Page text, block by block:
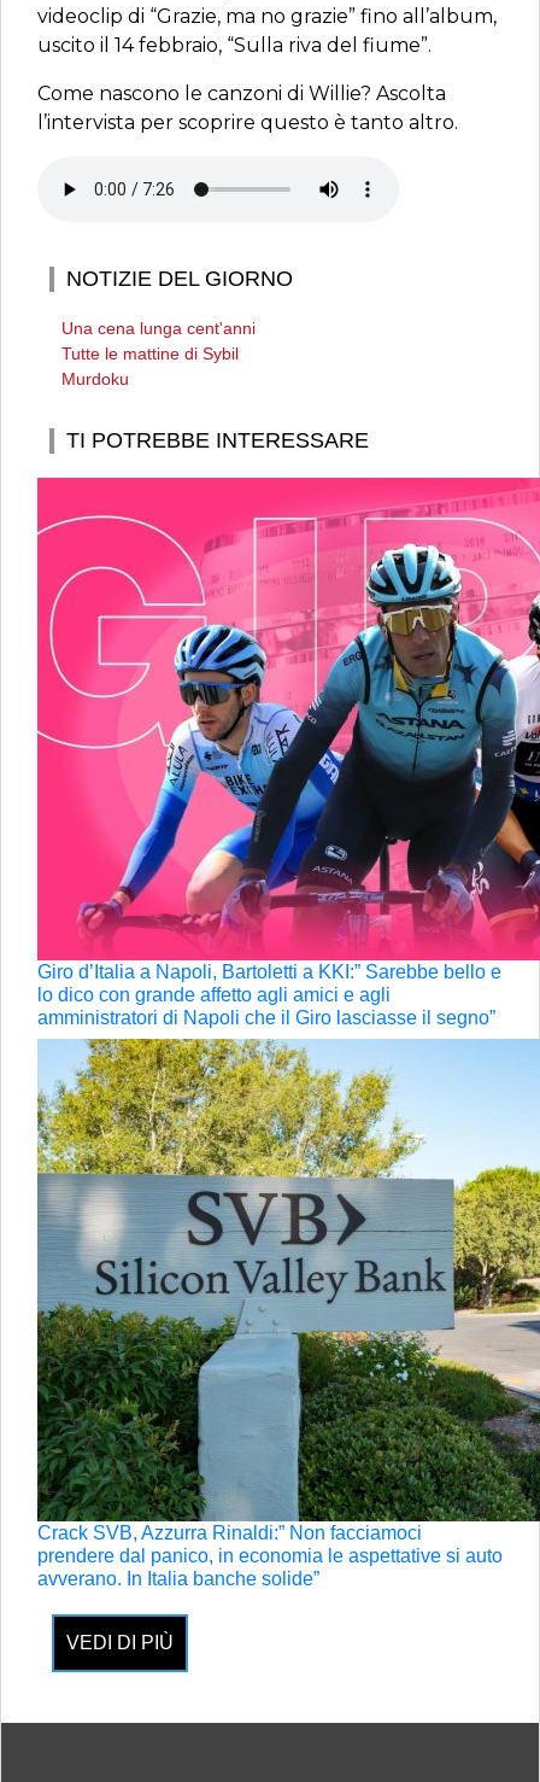
videoclip di “Grazie, ma no grazie” fino all’album,
uscito il 14 febbraio, “Sulla riva del fiume”.
Come nascono le canzoni di Willie? Ascolta
l’intervista per scoprire questo è tanto altro.
NOTIZIE DEL GIORNO
Una cena lunga cent'anni
Tutte le mattine di Sybil
Murdoku
TI POTREBBE INTERESSARE
Giro d’Italia a Napoli, Bartoletti a KKI:” Sarebbe bello e
lo dico con grande affetto agli amici e agli
amministratori di Napoli che il Giro lasciasse il segno”
Crack SVB, Azzurra Rinaldi:” Non facciamoci
prendere dal panico, in economia le aspettative si auto
avverano. In Italia banche solide”
VEDI DI PIÙ